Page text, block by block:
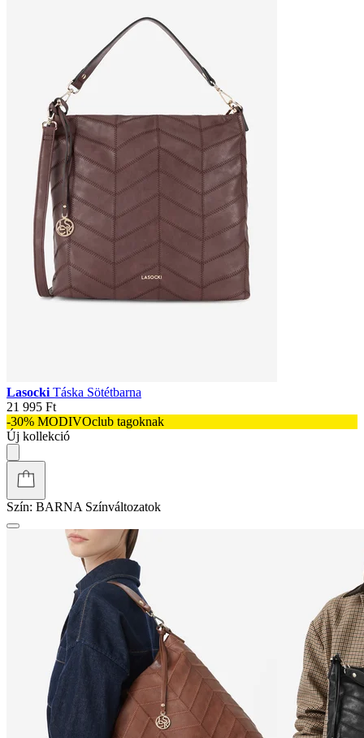
Lasocki Táska Sötétbarna
21 995 Ft
-30% MODIVOclub tagoknak
Új kollekció
Szín: BARNA Színváltozatok